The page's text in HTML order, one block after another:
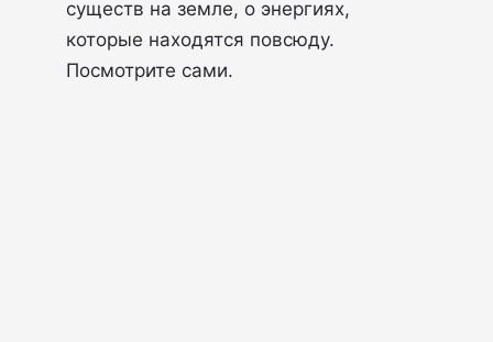
существ на земле, о энергиях,
которые находятся повсюду.
Посмотрите сами.